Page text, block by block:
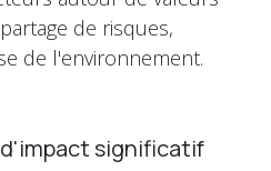
de risques,
de l'environnement.
significatif